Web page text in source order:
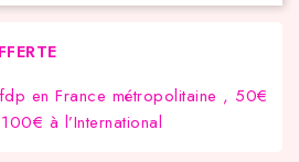
en France métropolitaine , 50€
à l’International